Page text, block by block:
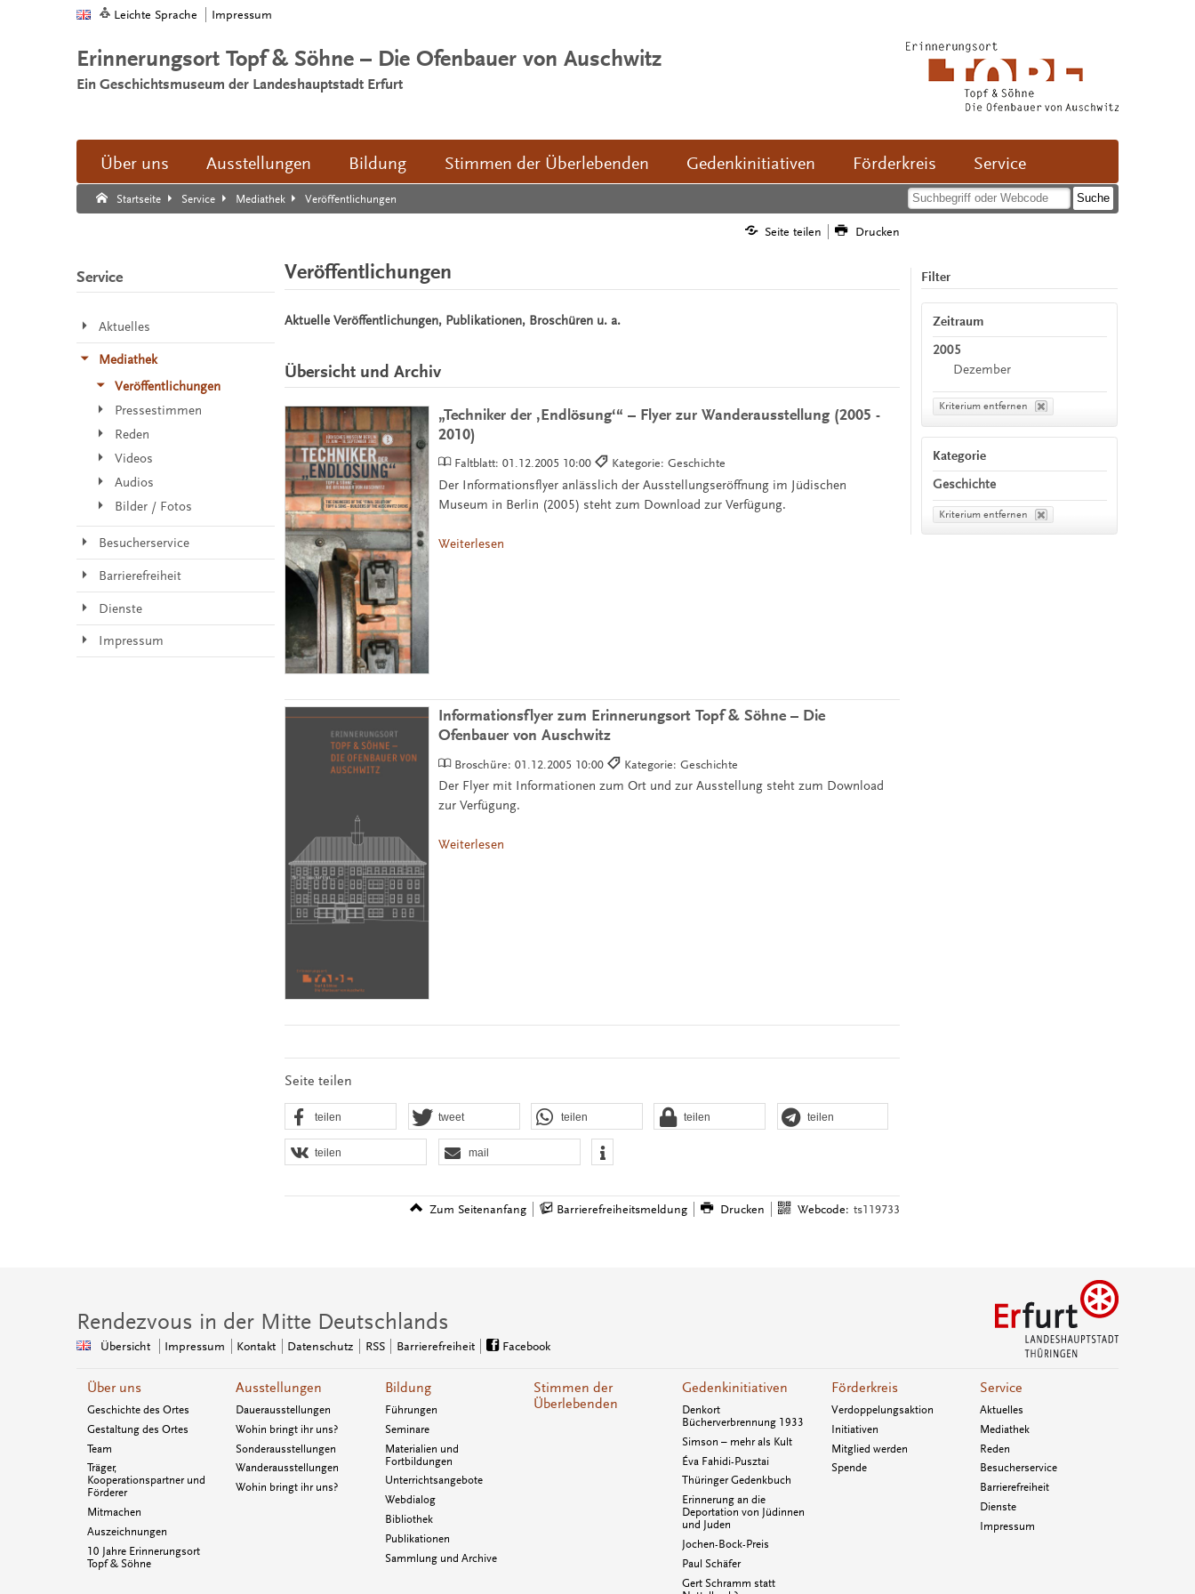
Leichte Sprache Impressum
Erinnerungsort Topf & Söhne – Die Ofenbauer von Auschwitz
Ein Geschichtsmuseum der Landeshauptstadt Erfurt
Über uns Ausstellungen Bildung Stimmen der Überlebenden Gedenkinitiativen Förderkreis Service
Startseite Service Mediathek Veröffentlichungen
Suche:
Suche Ende.
Seite teilen Drucken
Veröffentlichungen
Aktuelle Veröffentlichungen, Publikationen, Broschüren u. a.
Übersicht und Archiv
„Techniker der ‚Endlösung‘“ – Flyer zur Wanderausstellung (2005 -
2010)
Faltblatt:01.12.2005 10:00 Kategorie: Geschichte
Der Informationsflyer anlässlich der Ausstellungseröffnung im Jüdischen
Museum in Berlin (2005) steht zum Download zur Verfügung.
Weiterlesen
Informationsflyer zum Erinnerungsort Topf & Söhne – Die
Ofenbauer von Auschwitz
Broschüre:01.12.2005 10:00 Kategorie: Geschichte
Der Flyer mit Informationen zum Ort und zur Ausstellung steht zum Download
zur Verfügung.
Weiterlesen
Seite teilen
teilen tweet teilen teilen teilen
teilen mail
Zum Seitenanfang Barrierefreiheitsmeldung Drucken Webcode: ts119733
Filter
Zeitraum
2005
Dezember
Kriterium entfernen
Kategorie
Geschichte
Kriterium entfernen
Service
Aktuelles
Mediathek
Veröffentlichungen
Pressestimmen
Reden
Videos
Audios
Bilder / Fotos
Besucherservice
Barrierefreiheit
Dienste
Impressum
Rendezvous in der Mitte Deutschlands
Übersicht Impressum Kontakt Datenschutz RSS Barrierefreiheit Facebook
Über uns
Geschichte des Ortes
Gestaltung des Ortes
Team
Träger,
Kooperationspartner und
Förderer
Mitmachen
Auszeichnungen
10 Jahre Erinnerungsort
Topf & Söhne
Ausstellungen
Dauerausstellungen
Wohin bringt ihr uns?
Sonderausstellungen
Wanderausstellungen
Wohin bringt ihr uns?
Bildung
Führungen
Seminare
Materialien und
Fortbildungen
Unterrichtsangebote
Webdialog
Bibliothek
Publikationen
Sammlung und Archive
Stimmen der
Überlebenden
Gedenkinitiativen
Denkort
Bücherverbrennung 1933
Simson – mehr als Kult
Éva Fahidi-Pusztai
Thüringer Gedenkbuch
Erinnerung an die
Deportation von Jüdinnen
und Juden
Jochen-Bock-Preis
Paul Schäfer
Gert Schramm statt
Förderkreis
Verdoppelungsaktion
Initiativen
Mitglied werden
Spende
Service
Aktuelles
Mediathek
Reden
Besucherservice
Barrierefreiheit
Dienste
Impressum